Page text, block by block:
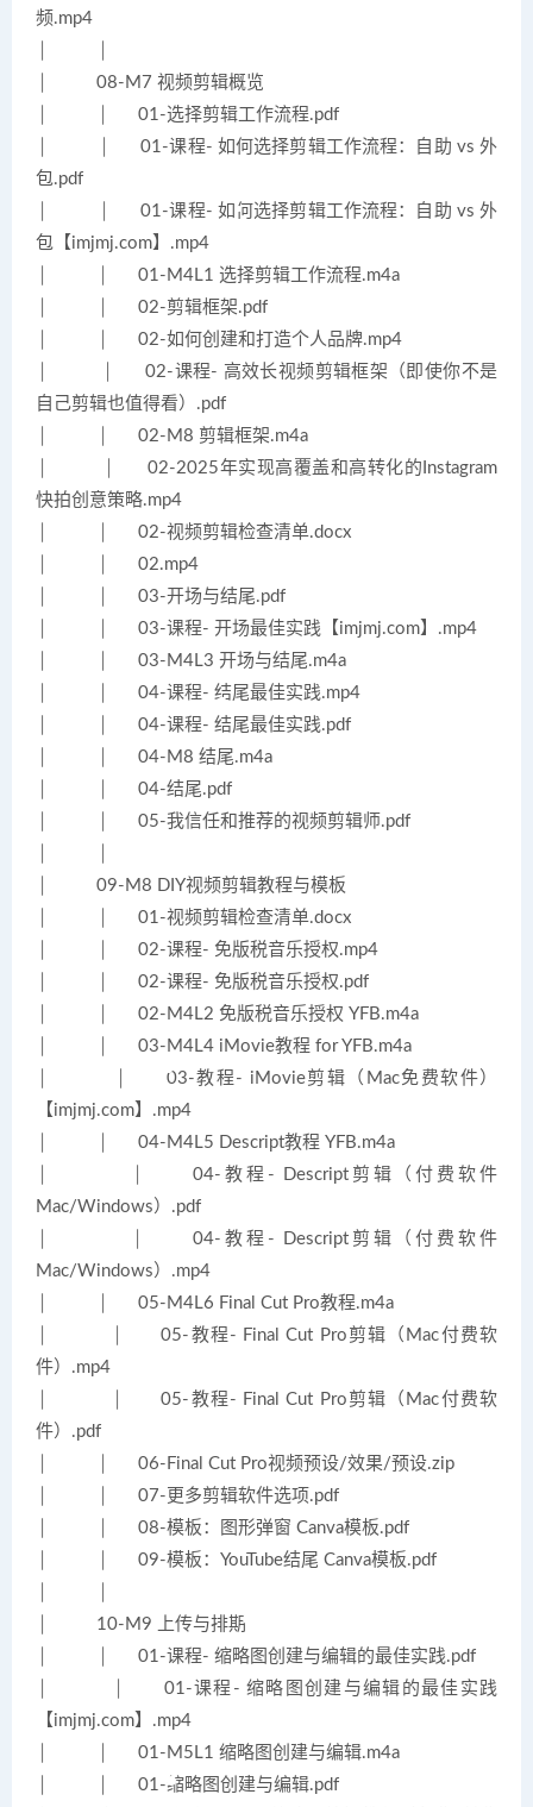
频.mp4
│ 08-M7 视频剪辑概览
│ │ 01-选择剪辑工作流程.pdf
│ │ 01-课程- 如何选择剪辑工作流程：自助 vs 外
包.pdf
│ │ 01-课程- 如何选择剪辑工作流程：自助 vs 外
包【imjmj.com】.mp4
│ │ 01-M4L1 选择剪辑工作流程.m4a
│ │ 02-剪辑框架.pdf
│ │ 02-如何创建和打造个人品牌.mp4
│ │ 02-课程- 高效长视频剪辑框架（即使你不是
自己剪辑也值得看）.pdf
│ │ 02-M8 剪辑框架.m4a
│ │ 02-2025年实现高覆盖和高转化的Instagram
快拍创意策略.mp4
│ │ 02-视频剪辑检查清单.docx
│ │ 02.mp4
│ │ 03-开场与结尾.pdf
│ │ 03-课程- 开场最佳实践【imjmj.com】.mp4
│ │ 03-M4L3 开场与结尾.m4a
│ │ 04-课程- 结尾最佳实践.mp4
│ │ 04-课程- 结尾最佳实践.pdf
│ │ 04-M8 结尾.m4a
│ │ 04-结尾.pdf
│ │ 05-我信任和推荐的视频剪辑师.pdf
│ 09-M8 DIY视频剪辑教程与模板
│ │ 01-视频剪辑检查清单.docx
│ │ 02-课程- 免版税音乐授权.mp4
│ │ 02-课程- 免版税音乐授权.pdf
│ │ 02-M4L2 免版税音乐授权 YFB.m4a
│ │ 03-M4L4 iMovie教程 for YFB.m4a
│ │ 03-教程- iMovie剪辑（Mac免费软件）
【imjmj.com】.mp4
│ │ 04-M4L5 Descript教程 YFB.m4a
│ │ 04-教程- Descript剪辑（付费软件
Mac/Windows）.pdf
│ │ 04-教程- Descript剪辑（付费软件
Mac/Windows）.mp4
│ │ 05-M4L6 Final Cut Pro教程.m4a
│ │ 05-教程- Final Cut Pro剪辑（Mac付费软
件）.mp4
│ │ 05-教程- Final Cut Pro剪辑（Mac付费软
件）.pdf
│ │ 06-Final Cut Pro视频预设/效果/预设.zip
│ │ 07-更多剪辑软件选项.pdf
│ │ 08-模板：图形弹窗 Canva模板.pdf
│ │ 09-模板：YouTube结尾 Canva模板.pdf
│ 10-M9 上传与排期
│ │ 01-课程- 缩略图创建与编辑的最佳实践.pdf
│ │ 01-课程- 缩略图创建与编辑的最佳实践
【imjmj.com】.mp4
│ │ 01-M5L1 缩略图创建与编辑.m4a
│ │ 01-缩略图创建与编辑.pdf